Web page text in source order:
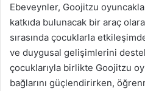
Ebeveynler, Goojitzu
katkıda bulunacak bir araç
sırasında çocuklarla
ve duygusal gelişimlerini
çocuklarıyla birlikte Goojitzu
bağlarını güçlendirirken,